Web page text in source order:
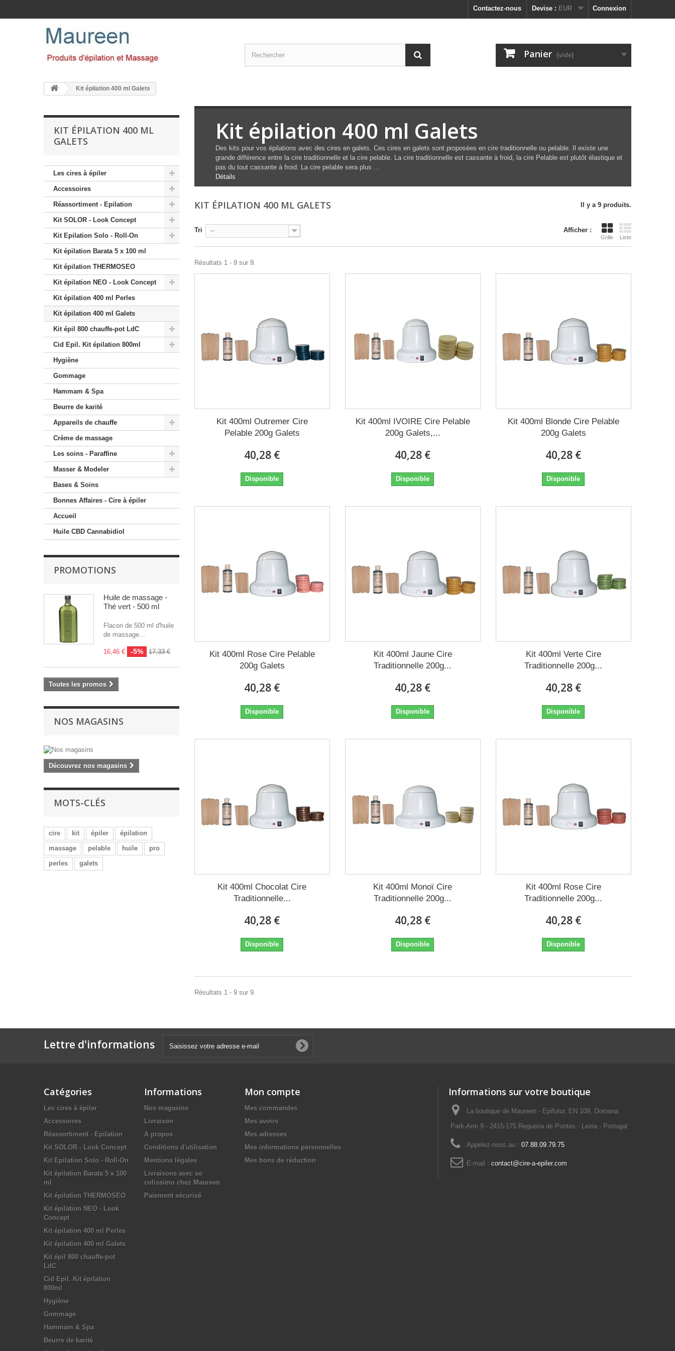
Connexion
Devise : EUR
Contactez-nous
Panier (vide)
Kit épilation 400 ml Galets
KIT ÉPILATION 400 ML
GALETS
Les cires à épiler
Accessoires
Réassortiment - Epilation
Kit SOLOR - Look Concept
Kit Epilation Solo - Roll-On
Kit épilation Barata 5 x 100 ml
Kit épilation THERMOSEO
Kit épilation NEO - Look Concept
Kit épilation 400 ml Perles
Kit épilation 400 ml Galets
Kit épil 800 chauffe-pot LdC
Cid Epil. Kit épilation 800ml
Hygiène
Gommage
Hammam & Spa
Beurre de karité
Appareils de chauffe
Crème de massage
Les soins - Paraffine
Masser & Modeler
Bases & Soins
Bonnes Affaires - Cire à épiler
Accueil
Huile CBD Cannabidiol
PROMOTIONS
Huile de massage -
Thé vert - 500 ml
Flacon de 500 ml d'huile
de massage...
16,46 € -5% 17,33 €
Toutes les promos
NOS MAGASINS
Découvrez nos magasins
MOTS-CLÉS
cire kit épiler
épilation
massage
pelable huile
pro
perles
galets
Kit épilation 400 ml Galets
Des kits pour vos épilations avec des cires en galets. Ces cires en galets sont proposées en cire traditionnelle ou pelable. Il existe une
grande différence entre la cire traditionnelle et la cire pelable. La cire traditionnelle est cassante à froid, la cire Pelable est plutôt élastique et
pas du tout cassante à froid. La cire pelable sera plus ...
Détails
KIT ÉPILATION 400 ML GALETS Il y a 9 produits.
Afficher :
Grille Liste
Tri --
Résultats 1 - 9 sur 9.
Kit 400ml Outremer Cire
Pelable 200g Galets
40,28 €
Disponible
Kit 400ml IVOIRE Cire Pelable
200g Galets,...
40,28 €
Disponible
Kit 400ml Blonde Cire Pelable
200g Galets
40,28 €
Disponible
Kit 400ml Rose Cire Pelable
200g Galets
40,28 €
Disponible
Kit 400ml Jaune Cire
Traditionnelle 200g...
40,28 €
Disponible
Kit 400ml Verte Cire
Traditionnelle 200g...
40,28 €
Disponible
Kit 400ml Chocolat Cire
Traditionnelle...
40,28 €
Disponible
Kit 400ml Monoï Cire
Traditionnelle 200g...
40,28 €
Disponible
Kit 400ml Rose Cire
Traditionnelle 200g...
40,28 €
Disponible
Résultats 1 - 9 sur 9.
Lettre d'informations
Catégories
Les cires à épiler
Accessoires
Réassortiment - Epilation
Kit SOLOR - Look Concept
Kit Epilation Solo - Roll-On
Kit épilation Barata 5 x 100
ml
Kit épilation THERMOSEO
Kit épilation NEO - Look
Concept
Kit épilation 400 ml Perles
Kit épilation 400 ml Galets
Kit épil 800 chauffe-pot
LdC
Cid Epil. Kit épilation
800ml
Hygiène
Gommage
Hammam & Spa
Beurre de karité
Informations
Nos magasins
Livraison
A propos
Conditions d'utilisation
Mentions légales
Livraisons avec so
colissimo chez Maureen
Paiement sécurisé
Mon compte
Mes commandes
Mes avoirs
Mes adresses
Mes informations personnelles
Mes bons de réduction
Informations sur votre boutique
La boutique de Maureen - Epifutur, EN 109, Doroana
Park-Arm 9 - 2415-175 Regueira de Pontes - Leiria - Portugal
Appelez-nous au : 07.88.09.79.75
E-mail : contact@cire-a-epiler.com